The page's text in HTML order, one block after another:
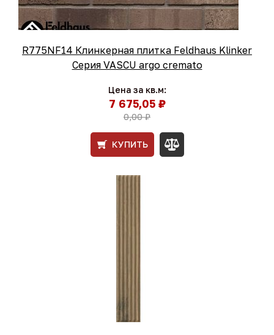
R775NF14 Клинкерная плитка Feldhaus Klinker
Серия VASCU argo cremato
Цена за кв.м:
7 675,05 ₽
0,00 ₽
КУПИТЬ